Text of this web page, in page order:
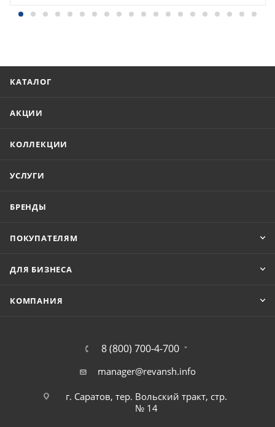
КАТАЛОГ
АКЦИИ
КОЛЛЕКЦИИ
УСЛУГИ
БРЕНДЫ
ПОКУПАТЕЛЯМ
ДЛЯ БИЗНЕСА
КОМПАНИЯ
8 (800) 700-4-700
manager@revansh.info
г. Саратов, тер. Вольский тракт, стр.
№ 14